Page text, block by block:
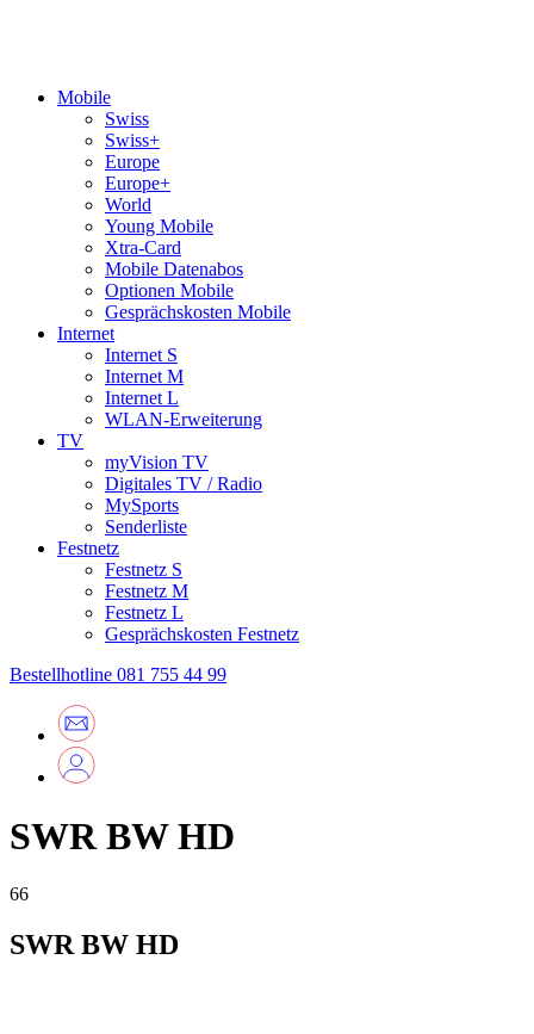
Mobile
Swiss
Swiss+
Europe
Europe+
World
Young Mobile
Xtra-Card
Mobile Datenabos
Optionen Mobile
Gesprächskosten Mobile
Internet
Internet S
Internet M
Internet L
WLAN-Erweiterung
TV
myVision TV
Digitales TV / Radio
MySports
Senderliste
Festnetz
Festnetz S
Festnetz M
Festnetz L
Gesprächskosten Festnetz
Bestellhotline 081 755 44 99
SWR BW HD
66
SWR BW HD